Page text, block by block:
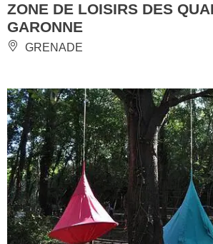
ZONE DE LOISIRS DES
GARONNE
GRENADE